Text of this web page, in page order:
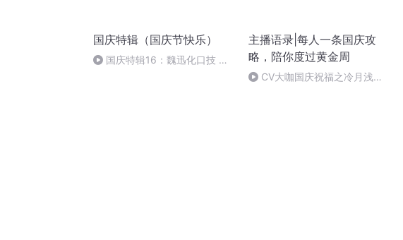
国庆特辑（国庆节快乐）
国庆特辑16：魏迅化口技 二
主播语录|每人一条国庆攻
略，陪你度过黄金周
CV大咖国庆祝福之冷月浅浅